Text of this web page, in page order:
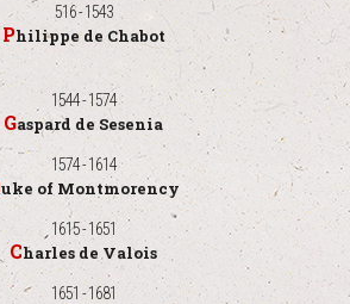
516 - 1543
Philippe de Chabot
1544 - 1574
Gaspard de Sesenia
1574 - 1614
Duke of Montmorency
1615 - 1651
Charles de Valois
1651 - 1681